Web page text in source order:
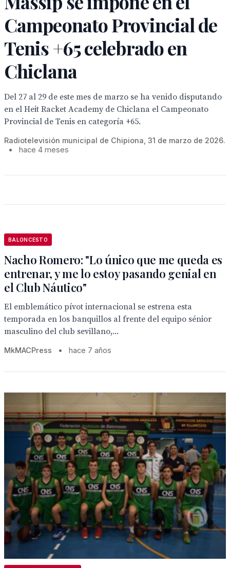
Campeonato Provincial de
Tenis +65 celebrado en
Chiclana
Del 27 al 29 de este mes de marzo se ha venido disputando
en el Heit Racket Academy de Chiclana el Campeonato
Provincial de Tenis en categoría +65.
Radiotelevisión municipal de Chipiona, 31 de marzo de 2026.
•
hace 4 meses
BALONCESTO
Nacho Romero: "Lo único que me queda es
entrenar, y me lo estoy pasando genial en
el Club Náutico"
El emblemático pívot internacional se estrena esta
temporada en los banquillos al frente del equipo sénior
masculino del club sevillano,...
MkMACPress • hace 7 años